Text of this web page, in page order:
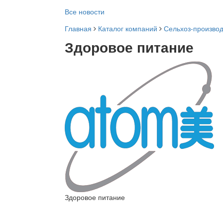
Все новости
Главная
Каталог компаний Сельхоз-
Здоровое питание
Здоровое питание